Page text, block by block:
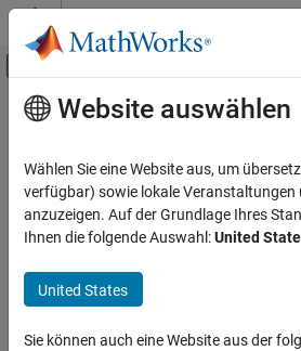
Weiter zum Inhalt
Umschaltung für Off-
Startseite der Dokumentation
Arduino Hardware
Custom Sensor and Device Driver Blocks
Create a Project Folder
ON THIS PAGE
Hauptinhalt
Create a Project Folder
Step 1 of 6 inCreate a Digital Read
2
Website auswählen
Wählen Sie eine Website aus, um
verfügbar) sowie lokale Veranstaltungen
anzuzeigen. Auf der Grundlage Ihres
Ihnen die folgende Auswahl:United
United States
Sie können auch eine Website aus der